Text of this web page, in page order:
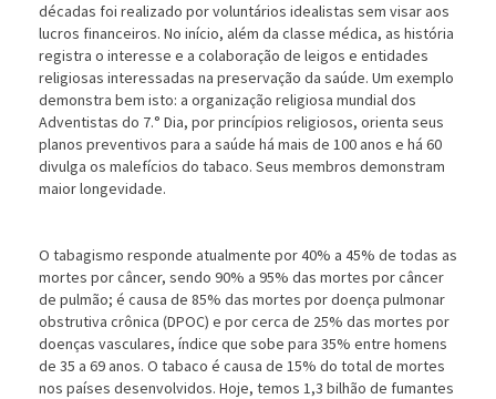
décadas foi realizado por voluntários idealistas sem visar aos
lucros financeiros. No início, além da classe médica, as história
registra o interesse e a colaboração de leigos e entidades
religiosas interessadas na preservação da saúde. Um exemplo
demonstra bem isto: a organização religiosa mundial dos
Adventistas do 7.° Dia, por princípios religiosos, orienta seus
planos preventivos para a saúde há mais de 100 anos e há 60
divulga os malefícios do tabaco. Seus membros demonstram
maior longevidade.
O tabagismo responde atualmente por 40% a 45% de todas as
mortes por câncer, sendo 90% a 95% das mortes por câncer
de pulmão; é causa de 85% das mortes por doença pulmonar
obstrutiva crônica (DPOC) e por cerca de 25% das mortes por
doenças vasculares, índice que sobe para 35% entre homens
de 35 a 69 anos. O tabaco é causa de 15% do total de mortes
nos países desenvolvidos. Hoje, temos 1,3 bilhão de fumantes